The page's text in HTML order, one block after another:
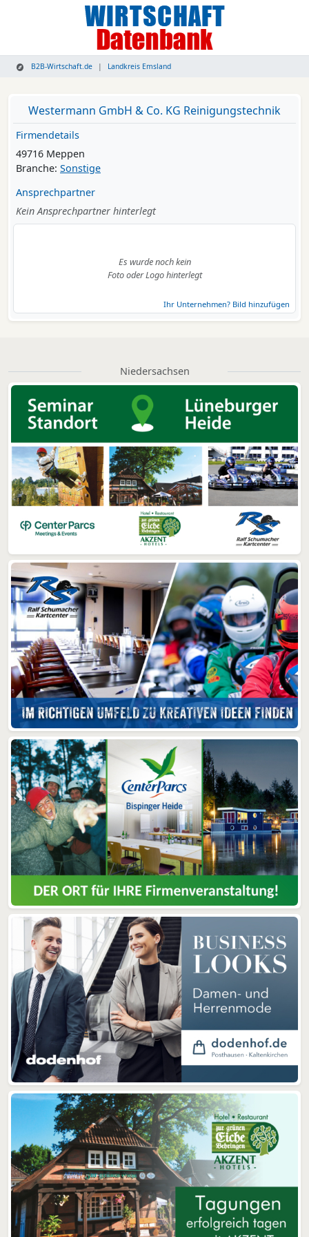
B2B-Wirtschaft.de Landkreis Emsland
Westermann GmbH & Co. KG Reinigungstechnik
Firmendetails
49716 Meppen
Branche: Sonstige
Ansprechpartner
Kein Ansprechpartner hinterlegt
Es wurde noch kein
Foto oder Logo hinterlegt
Ihr Unternehmen? Bild hinzufügen
Niedersachsen